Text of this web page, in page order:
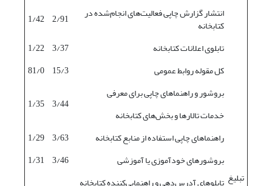
انتشار گزارش چاپی فعالیت‌‌های انجام‌شده در
کتابخانه 2/91
1/42
تابلوی اعلانات کتابخانه
3/37
1/22
کل مقوله روابط عمومی
15/3
81/0
تبلیغ
بروشور و راهنماهای چاپی برای معرفی
خدمات تالارها و بخش‌های کتابخانه
3/44
1/35
راهنماهای چاپی استفاده از منابع کتابخانه 3/63
1/29
بروشورهای خودآموزی یا آموزشی
3/46
1/31